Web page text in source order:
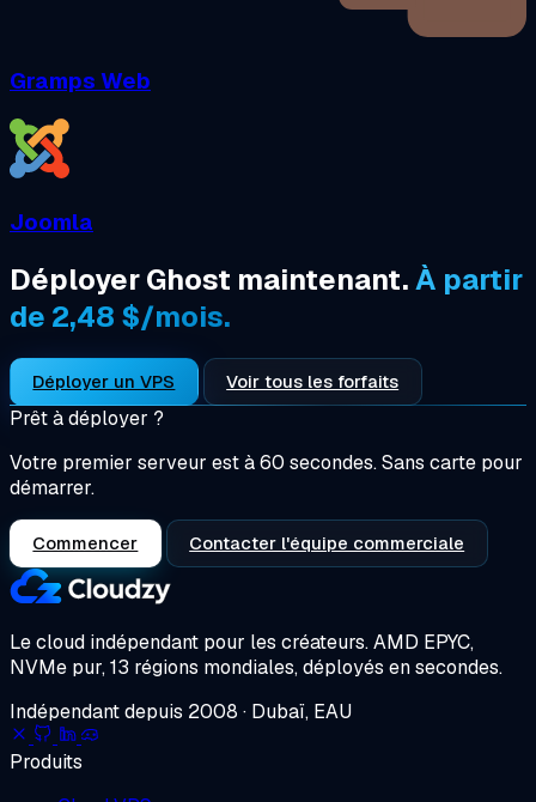
Gramps Web
Joomla
Déployer Ghost maintenant.À partir
de 2,48 $/mois.
Déployer un VPS Voir tous les forfaits
Prêt à déployer ?
Votre premier serveur est à 60 secondes. Sans carte pour
démarrer.
Commencer Contacter l'équipe commerciale
Le cloud indépendant pour les créateurs.AMD EPYC,
NVMe pur, 13 régions mondiales, déployés en secondes.
Indépendant depuis 2008 · Dubaï, EAU
Produits